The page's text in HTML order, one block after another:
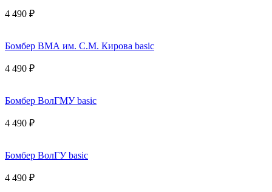
4 490 ₽
Бомбер ВМА им. С.М. Кирова basic
4 490 ₽
Бомбер ВолГМУ basic
4 490 ₽
Бомбер ВолГУ basic
4 490 ₽